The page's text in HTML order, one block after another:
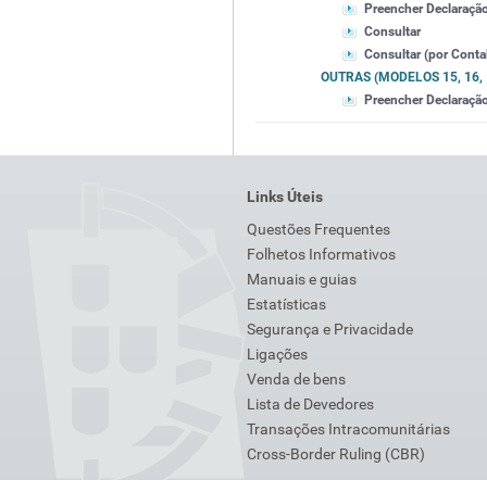
Preencher
Consultar
Consultar (por
OUTRAS (MODELOS 15,
Preencher
Links Úteis
Questões Frequentes
Folhetos Informativos
Manuais e guias
Estatísticas
Segurança e Privacidade
Ligações
Venda de bens
Lista de Devedores
Transações Intracomunitárias
Cross-Border Ruling (CBR)